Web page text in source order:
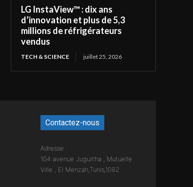
LG InstaView™ : dix ans
d’innovation et plus de 5,3
millions de réfrigérateurs
vendus
TECH & SCIENCE juillet 25, 2026
Contactez-nous
Adresse :
104 avenue Jugurtha , Mutuelle
Ville , El Menzah,Tunis,1082